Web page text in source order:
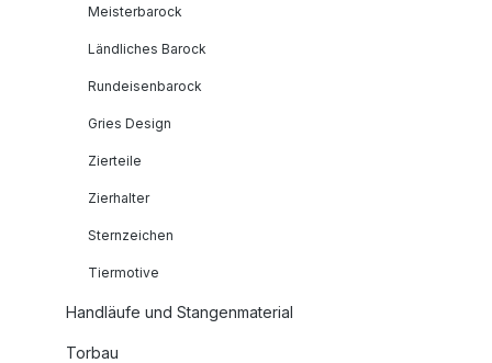
Meisterbarock
Ländliches Barock
Rundeisenbarock
Gries Design
Zierteile
Zierhalter
Sternzeichen
Tiermotive
Handläufe und Stangenmaterial
Torbau